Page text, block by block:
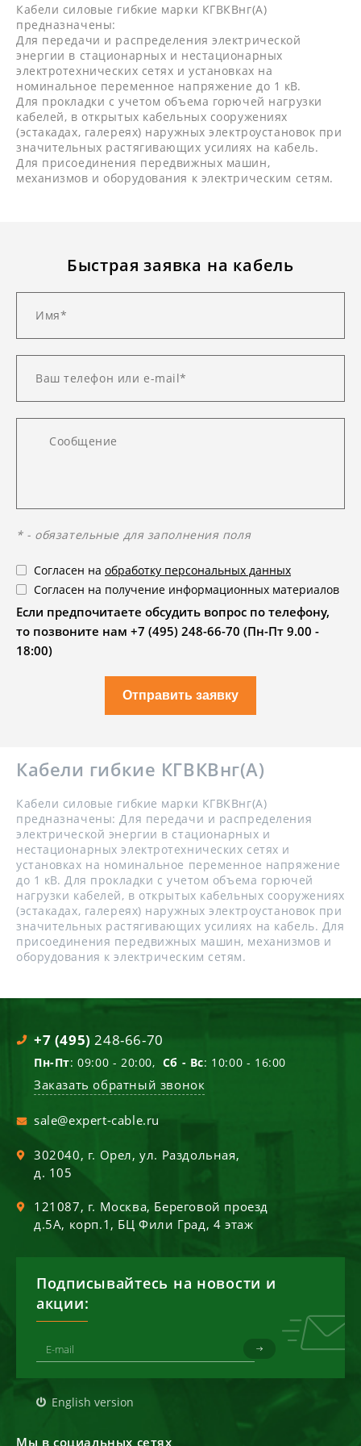
Кабели силовые гибкие марки КГВКВнг(А)
предназначены:
Для передачи и распределения электрической
энергии в стационарных и нестационарных
электротехнических сетях и установках на
номинальное переменное напряжение до 1 кВ.
Для прокладки с учетом объема горючей нагрузки
кабелей, в открытых кабельных сооружениях
(эстакадах, галереях) наружных электроустановок при
значительных растягивающих усилиях на кабель.
Для присоединения передвижных машин,
механизмов и оборудования к электрическим сетям.
Быстрая заявка на кабель
* - обязательные для заполнения поля
Согласен на обработку персональных данных
Согласен на получение информационных материалов
Если предпочитаете обсудить вопрос по телефону,
то позвоните нам +7 (495) 248-66-70 (Пн-Пт 9.00 -
18:00)
Отправить заявку
Кабели гибкие КГВКВнг(А)
Кабели силовые гибкие марки КГВКВнг(А)
предназначены: Для передачи и распределения
электрической энергии в стационарных и
нестационарных электротехнических сетях и
установках на номинальное переменное напряжение
до 1 кВ. Для прокладки с учетом объема горючей
нагрузки кабелей, в открытых кабельных сооружениях
(эстакадах, галереях) наружных электроустановок при
значительных растягивающих усилиях на кабель. Для
присоединения передвижных машин, механизмов и
оборудования к электрическим сетям.
+7 (495) 248-66-70
Пн-Пт: 09:00 - 20:00, Сб - Вс: 10:00 - 16:00
Заказать обратный звонок
sale@expert-cable.ru
302040, г. Орел,ул. Раздольная,
д. 105
121087, г. Москва, Береговой проезд
д.5А, корп.1, БЦ Фили Град, 4 этаж
Подписывайтесь на новости и
акции:
English version
Мы в социальных сетях